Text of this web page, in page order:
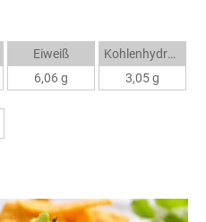
Eiweiß
6,06 g
Kohlenhydrate
3,05 g